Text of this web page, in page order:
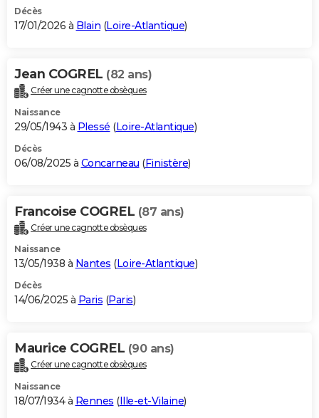
Décès
17/01/2026 à Blain (Loire-Atlantique)
Jean COGREL (82 ans)
Créer une cagnotte obsèques
Naissance
29/05/1943 à Plessé (Loire-Atlantique)
Décès
06/08/2025 à Concarneau (Finistère)
Francoise COGREL (87 ans)
Créer une cagnotte obsèques
Naissance
13/05/1938 à Nantes (Loire-Atlantique)
Décès
14/06/2025 à Paris (Paris)
Maurice COGREL (90 ans)
Créer une cagnotte obsèques
Naissance
18/07/1934 à Rennes (Ille-et-Vilaine)